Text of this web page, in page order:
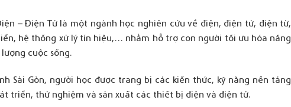
– Điện Tử là một ngành học nghiên cứu về điện, điện tử, điện từ,
hệ thống xử lý tín hiệu,… nhằm hỗ trợ con người tối ưu hóa năng
cuộc sống.
Sài Gòn, người học được trang bị các kiến thức, kỹ năng nền tảng
triển, thử nghiệm và sản xuất các thiết bị điện và điện tử.